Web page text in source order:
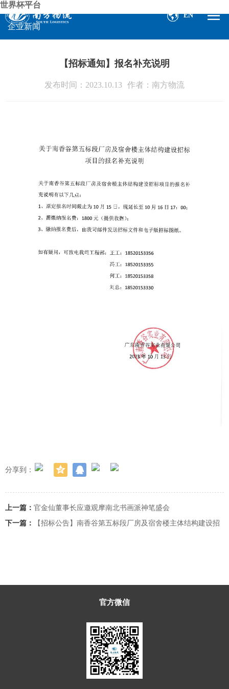
世界杯平台
EN
企业新闻
【招标通知】报名补充说明
发布时间：2023.10.13 作者：南方物流
分享到：
上一篇： 官金仙董事长应邀观摩南北书画派神笔盛会
下一篇：
【招标公告】南香谷第五标段厂房及宿舍楼主体结构建设招
官方微信